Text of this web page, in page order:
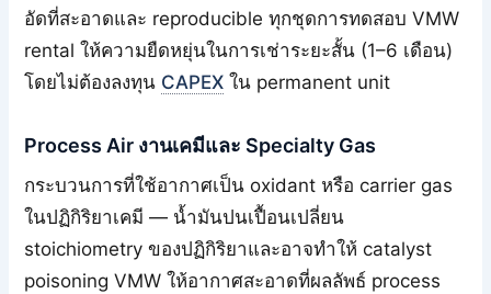
อัดที่สะอาดและ reproducible ทุกชุดการทดสอบ VMW
rental ให้ความยืดหยุ่นในการเช่าระยะสั้น (1–6 เดือน)
โดยไม่ต้องลงทุน CAPEX ใน permanent unit
Process Air งานเคมีและ Specialty Gas
กระบวนการที่ใช้อากาศเป็น oxidant หรือ carrier gas
ในปฏิกิริยาเคมี — น้ำมันปนเปื้อนเปลี่ยน
stoichiometry ของปฏิกิริยาและอาจทำให้ catalyst
poisoning VMW ให้อากาศสะอาดที่ผลลัพธ์ process